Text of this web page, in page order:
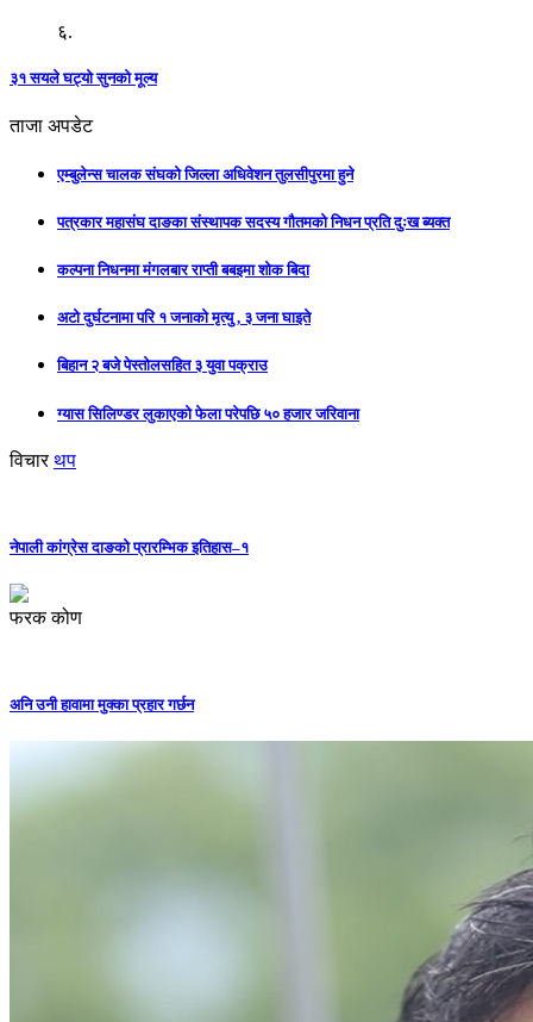
६.
३१ सयले घट्यो सुनको मूल्य
ताजा अपडेट
एम्बुलेन्स चालक संघको जिल्ला अधिवेशन तुलसीपुरमा हुने
पत्रकार महासंघ दाङका संस्थापक सदस्य गौतमको निधन प्रति दुःख ब्यक्त
कल्पना निधनमा मंगलबार राप्ती बबइमा शोक बिदा
अटो दुर्घटनामा परि १ जनाको मृत्यु , ३ जना घाइते
बिहान २ बजे पेस्तोलसहित ३ युवा पक्राउ
ग्यास सिलिण्डर लुकाएको फेला परेपछि ५० हजार जरिवाना
विचार थप
नेपाली कांग्रेस दाङको प्रारम्भिक इतिहास–१
फरक कोण
अनि उनी हावामा मुक्का प्रहार गर्छन